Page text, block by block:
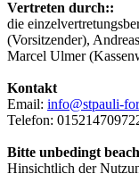
Vertreten durch::
die
(Vorsitzender),
Marcel Ulmer
Kontakt
Email: info@stpauli-
Telefon:
Bitte unbedingt
Hinsichtlich der